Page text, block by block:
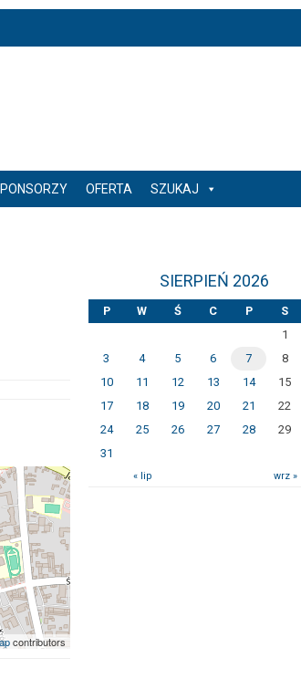
OFERTA SZUKAJ
contributors
SIERPIEŃ 2026
P W Ś C P S
1
3
4 5 6 7 8
10
11 12 13 14 15
17
18 19 20 21 22
24
25 26 27 28 29
31
« lip wrz »